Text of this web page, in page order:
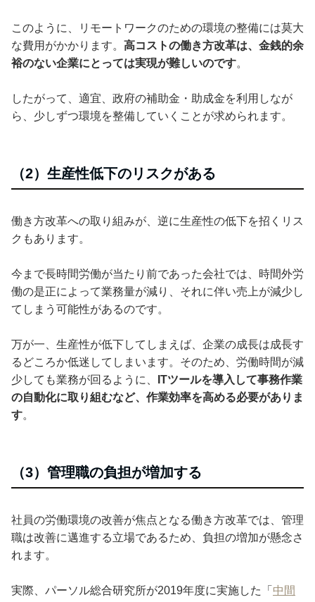
このように、リモートワークのための環境の整備には莫大
な費用がかかります。 高コストの働き方改革は、金銭的余
裕のない企業にとっては実現が難しいのです。
したがって、適宜、政府の補助金・助成金を利用しなが
ら、少しずつ環境を整備していくことが求められます。
（2）生産性低下のリスクがある
働き方改革への取り組みが、逆に生産性の低下を招くリス
クもあります。
今まで長時間労働が当たり前であった会社では、時間外労
働の是正によって業務量が減り、それに伴い売上が減少し
てしまう可能性があるのです。
万が一、生産性が低下してしまえば、企業の成長は成長す
るどころか低迷してしまいます。そのため、労働時間が減
少しても業務が回るように、
ITツールを導入して事務作業
の自動化に取り組むなど、作業効率を高める必要がありま
す。
（3）管理職の負担が増加する
社員の労働環境の改善が焦点となる働き方改革では、管理
職は改善に邁進する立場であるため、負担の増加が懸念さ
れます。
実際、パーソル総合研究所が2019年度に実施した「 中間